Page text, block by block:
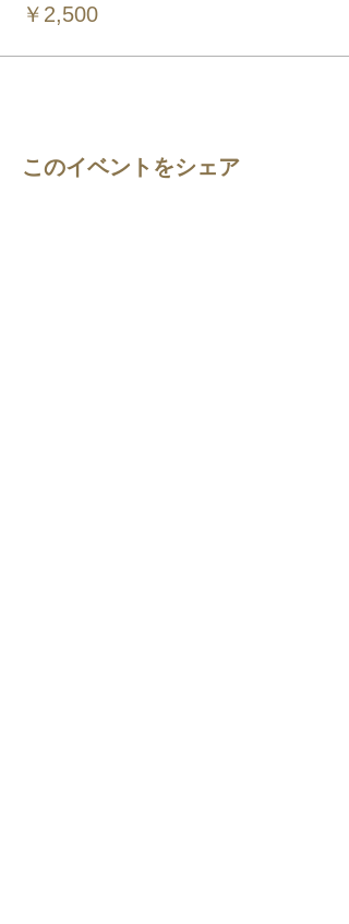
￥2,500
このイベントをシェア